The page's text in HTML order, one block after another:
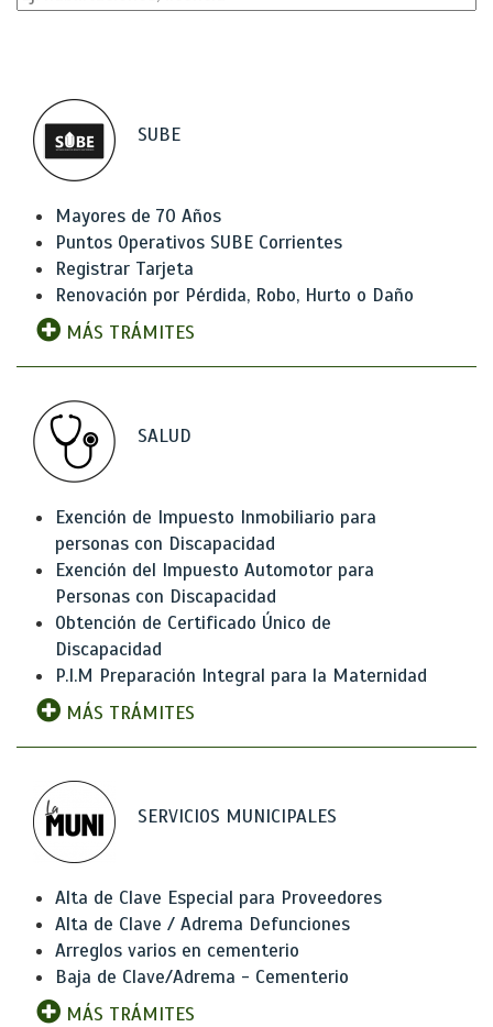
SUBE
Mayores de 70 Años
Puntos Operativos SUBE Corrientes
Registrar Tarjeta
Renovación por Pérdida, Robo, Hurto o Daño
MÁS TRÁMITES
SALUD
Exención de Impuesto Inmobiliario para
personas con Discapacidad
Exención del Impuesto Automotor para
Personas con Discapacidad
Obtención de Certificado Único de
Discapacidad
P.I.M Preparación Integral para la Maternidad
MÁS TRÁMITES
SERVICIOS MUNICIPALES
Alta de Clave Especial para Proveedores
Alta de Clave / Adrema Defunciones
Arreglos varios en cementerio
Baja de Clave/Adrema - Cementerio
MÁS TRÁMITES